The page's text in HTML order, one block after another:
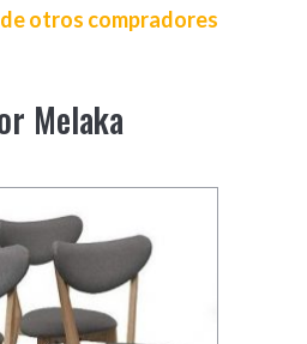
otros compradores
Melaka